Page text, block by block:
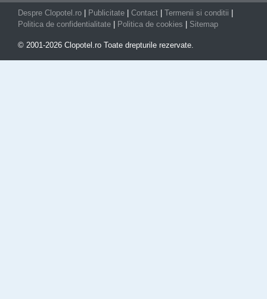
Despre Clopotel.ro Publicitate Contact Termenii si conditii
Politica de confidentialitate
Politica de cookies Sitemap
© 2001-2026 Clopotel.ro Toate drepturile rezervate.